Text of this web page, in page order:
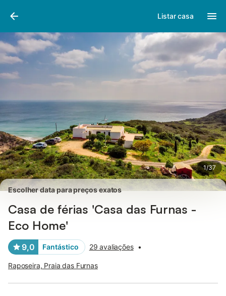
Listar casa
1/37
Fotos
Escolher data para preços exatos
Casa de férias 'Casa das Furnas -
Eco Home'
9,0 Fantástico 29 avaliações •
Raposeira, Praia das Furnas